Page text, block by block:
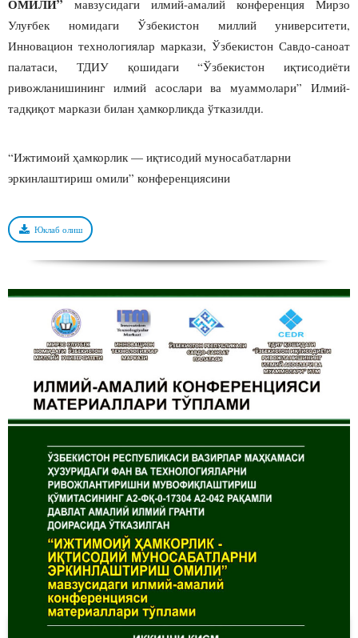
ОМИЛИ” мавзусидаги илмий-амалий конференция Мирзо
Улуғбек номидаги Ўзбекистон миллий университети,
Инновацион технологиялар маркази, Ўзбекистон Савдо-саноат
палатаси, ТДИУ қошидаги “Ўзбекистон иқтисодиёти
ривожланишининг илмий асослари ва муаммолари” Илмий-
тадқиқот маркази билан ҳамкорликда ўтказилди.
“Ижтимоий ҳамкорлик — иқтисодий муносабатларни
эркинлаштириш омили” конференциясини
Юклаб олиш